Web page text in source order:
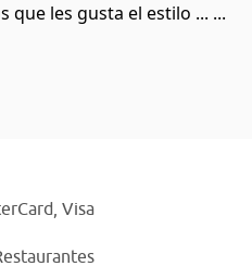
les gusta el estilo ... ...
Visa